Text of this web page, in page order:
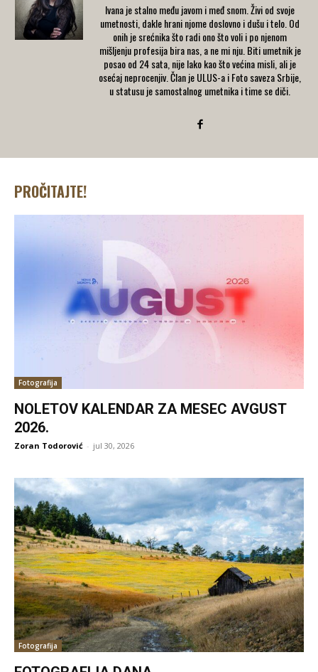
Ivana je stalno među javom i međ snom. Živi od svoje
umetnosti, dakle hrani njome doslovno i dušu i telo. Od
onih je srećnika što radi ono što voli i po njenom
mišljenju profesija bira nas, a ne mi nju. Biti umetnik je
posao od 24 sata, nije lako kao što većina misli, ali je
osećaj neprocenjiv. Član je ULUS-a i Foto saveza Srbije,
u statusu je samostalnog umetnika i time se diči.
PROČITAJTE!
Fotografija
NOLETOV KALENDAR ZA MESEC AVGUST
2026.
Zoran Todorović - jul 30, 2026
Fotografija